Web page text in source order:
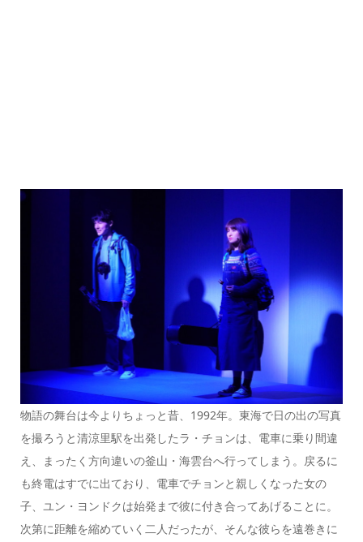
物語の舞台は今よりちょっと昔、1992年。東海で日の出の写真
を撮ろうと清涼里駅を出発したラ・チョンは、電車に乗り間違
え、まったく方向違いの釜山・海雲台へ行ってしまう。戻るに
も終電はすでに出ており、電車でチョンと親しくなった女の
子、ユン・ヨンドクは始発まで彼に付き合ってあげることに。
次第に距離を縮めていく二人だったが、そんな彼らを遠巻きに